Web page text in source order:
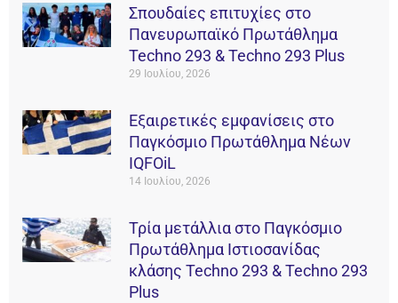
Σπουδαίες επιτυχίες στο
Πανευρωπαϊκό Πρωτάθλημα
Techno 293 & Techno 293 Plus
29 Ιουλίου, 2026
Εξαιρετικές εμφανίσεις στο
Παγκόσμιο Πρωτάθλημα Νέων
IQFOiL
14 Ιουλίου, 2026
Τρία μετάλλια στο Παγκόσμιο
Πρωτάθλημα Ιστιοσανίδας
κλάσης Techno 293 & Techno 293
Plus